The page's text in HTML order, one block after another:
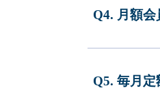
Q4. 月額
Q5. 毎月